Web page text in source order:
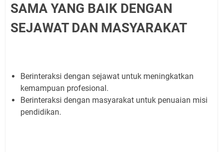
SAMA YANG BAIK DENGAN
SEJAWAT DAN MASYARAKAT
Berinteraksi dengan sejawat untuk meningkatkan
kemampuan profesional.
Berinteraksi dengan masyarakat untuk penuaian misi
pendidikan.